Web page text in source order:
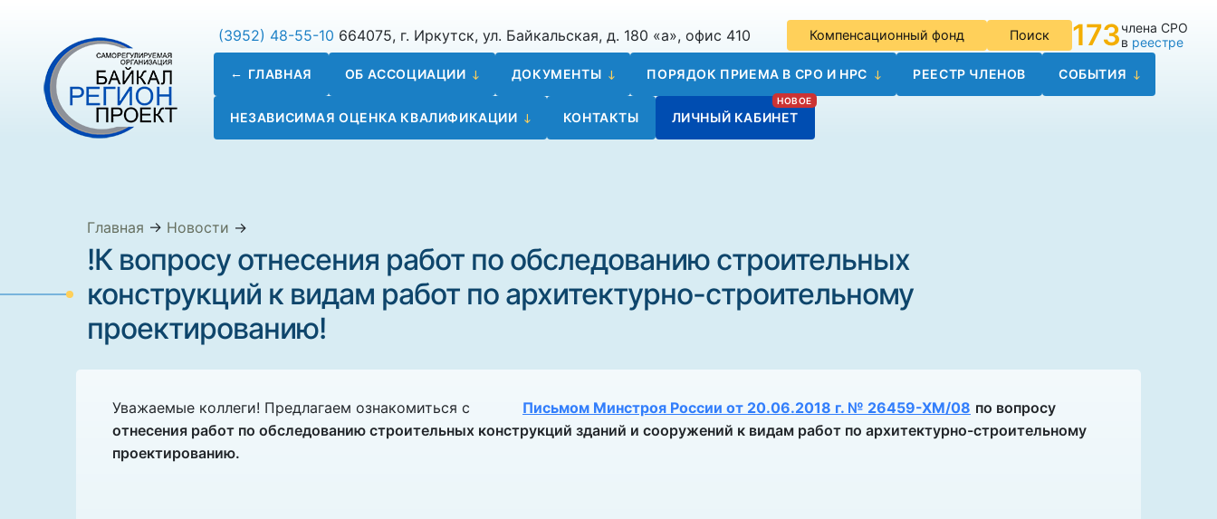
(3952) 48-55-10 664075, г. Иркутск, ул. Байкальская, д. 180 «а», офис 410 Компенсационный фонд Поиск 173члена СРО
в реестре
ГЛАВНАЯ ОБ АССОЦИАЦИИ ДОКУМЕНТЫ ПОРЯДОК ПРИЕМА В СРО И НРС РЕЕСТР ЧЛЕНОВ СОБЫТИЯ
НЕЗАВИСИМАЯ ОЦЕНКА КВАЛИФИКАЦИИ КОНТАКТЫ ЛИЧНЫЙ КАБИНЕТ
Главная → Новости →
!К вопросу отнесения работ по обследованию строительных
конструкций к видам работ по архитектурно-строительному
проектированию!
Уважаемые коллеги! Предлагаем ознакомиться с Письмом Минстроя России от 20.06.2018 г. № 26459-ХМ/08 по вопросу
отнесения работ по обследованию строительных конструкций зданий и сооружений к видам работ по архитектурно-строительному
проектированию.